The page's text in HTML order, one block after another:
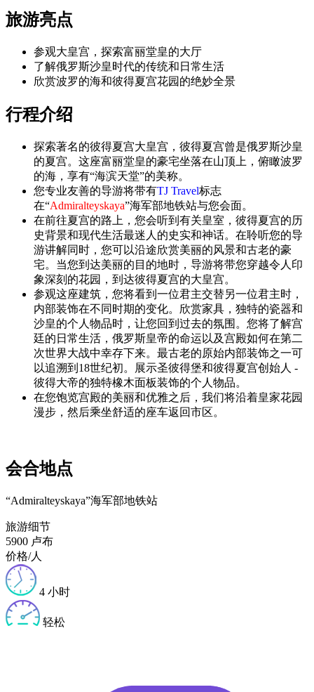
旅游亮点
参观大皇宫，探索富丽堂皇的大厅
了解俄罗斯沙皇时代的传统和日常生活
欣赏波罗的海和彼得夏宫花园的绝妙全景
行程介绍
探索著名的彼得夏宫大皇宫，彼得夏宫曾是俄罗斯沙皇
的夏宫。这座富丽堂皇的豪宅坐落在山顶上，俯瞰波罗
的海，享有“海滨天堂”的美称。
您专业友善的导游将带有TJ Travel标志
在“Admiralteyskaya”海军部地铁站与您会面。
在前往夏宫的路上，您会听到有关皇室，彼得夏宫的历
史背景和现代生活最迷人的史实和神话。在聆听您的导
游讲解同时，您可以沿途欣赏美丽的风景和古老的豪
宅。当您到达美丽的目的地时，导游将带您穿越令人印
象深刻的花园，到达彼得夏宫的大皇宫。
参观这座建筑，您将看到一位君主交替另一位君主时，
内部装饰在不同时期的变化。欣赏家具，独特的瓷器和
沙皇的个人物品时，让您回到过去的氛围。您将了解宫
廷的日常生活，俄罗斯皇帝的命运以及宫殿如何在第二
次世界大战中幸存下来。最古老的原始内部装饰之一可
以追溯到18世纪初。展示圣彼得堡和彼得夏宫创始人 -
彼得大帝的独特橡木面板装饰的个人物品。
在您饱览宫殿的美丽和优雅之后，我们将沿着皇家花园
漫步，然后乘坐舒适的座车返回市区。
会合地点
“Admiralteyskaya”海军部地铁站
旅游细节
5900 卢布
价格/人
4 小时
轻松